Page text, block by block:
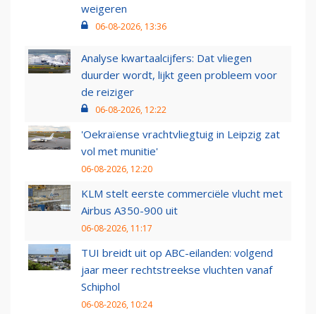
weigeren
06-08-2026, 13:36
Analyse kwartaalcijfers: Dat vliegen
duurder wordt, lijkt geen probleem voor
de reiziger
06-08-2026, 12:22
'Oekraïense vrachtvliegtuig in Leipzig zat
vol met munitie'
06-08-2026, 12:20
KLM stelt eerste commerciële vlucht met
Airbus A350-900 uit
06-08-2026, 11:17
TUI breidt uit op ABC-eilanden: volgend
jaar meer rechtstreekse vluchten vanaf
Schiphol
06-08-2026, 10:24